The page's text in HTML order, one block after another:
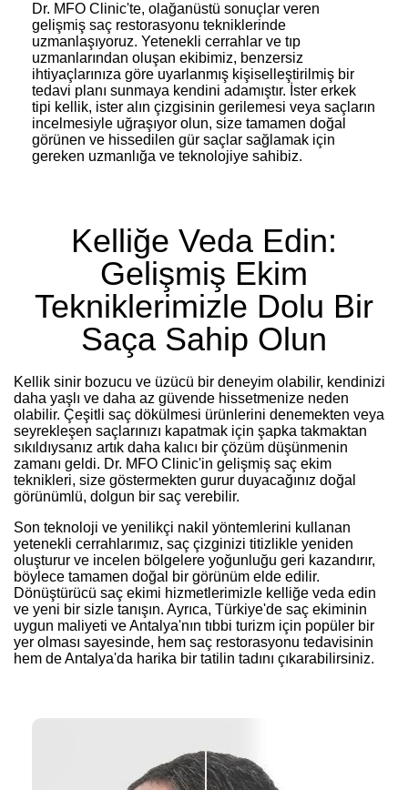
Dr. MFO Clinic'te, olağanüstü sonuçlar veren
gelişmiş saç restorasyonu tekniklerinde
uzmanlaşıyoruz. Yetenekli cerrahlar ve tıp
uzmanlarından oluşan ekibimiz, benzersiz
ihtiyaçlarınıza göre uyarlanmış kişiselleştirilmiş bir
tedavi planı sunmaya kendini adamıştır. İster erkek
tipi kellik, ister alın çizgisinin gerilemesi veya saçların
incelmesiyle uğraşıyor olun, size tamamen doğal
görünen ve hissedilen gür saçlar sağlamak için
gereken uzmanlığa ve teknolojiye sahibiz.
Kelliğe Veda Edin:
Gelişmiş Ekim
Tekniklerimizle Dolu Bir
Saça Sahip Olun
Kellik sinir bozucu ve üzücü bir deneyim olabilir, kendinizi
daha yaşlı ve daha az güvende hissetmenize neden
olabilir. Çeşitli saç dökülmesi ürünlerini denemekten veya
seyrekleşen saçlarınızı kapatmak için şapka takmaktan
sıkıldıysanız artık daha kalıcı bir çözüm düşünmenin
zamanı geldi. Dr. MFO Clinic'in gelişmiş saç ekim
teknikleri, size göstermekten gurur duyacağınız doğal
görünümlü, dolgun bir saç verebilir.
Son teknoloji ve yenilikçi nakil yöntemlerini kullanan
yetenekli cerrahlarımız, saç çizginizi titizlikle yeniden
oluşturur ve incelen bölgelere yoğunluğu geri kazandırır,
böylece tamamen doğal bir görünüm elde edilir.
Dönüştürücü saç ekimi hizmetlerimizle kelliğe veda edin
ve yeni bir sizle tanışın. Ayrıca, Türkiye'de saç ekiminin
uygun maliyeti ve Antalya'nın tıbbi turizm için popüler bir
yer olması sayesinde, hem saç restorasyonu tedavisinin
hem de Antalya'da harika bir tatilin tadını çıkarabilirsiniz.